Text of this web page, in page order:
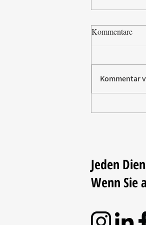
Paw Patrol
Kommentare
Kommentar
Jeden
Wenn Sie